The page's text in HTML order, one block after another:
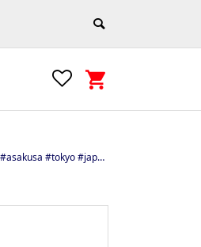
ロナ https://e-asakusa.jp